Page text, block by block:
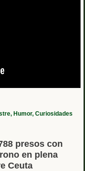
Humor, Curiosidades
presos con
en plena
Ceuta